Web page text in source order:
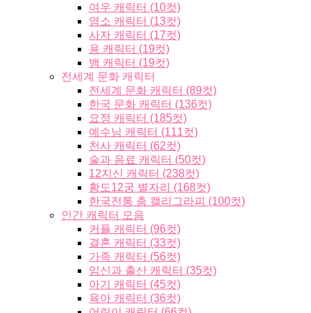
여우 캐릭터 (10컷)
염소 캐릭터 (13컷)
사자 캐릭터 (17컷)
용 캐릭터 (19컷)
뱀 캐릭터 (19컷)
전세계 문화 캐릭터
전세계 문화 캐릭터 (89컷)
한국 문화 캐릭터 (136컷)
요정 캐릭터 (185컷)
예수님 캐릭터 (111컷)
천사 캐릭터 (62컷)
술과 음료 캐릭터 (50컷)
12지신 캐릭터 (238컷)
황도12궁 별자리 (168컷)
한국전통 춤 캘리그라피 (100컷)
인간 캐릭터 모음
커플 캐릭터 (96컷)
결혼 캐릭터 (33컷)
가족 캐릭터 (56컷)
임신과 출산 캐릭터 (35컷)
아기 캐릭터 (45컷)
육아 캐릭터 (36컷)